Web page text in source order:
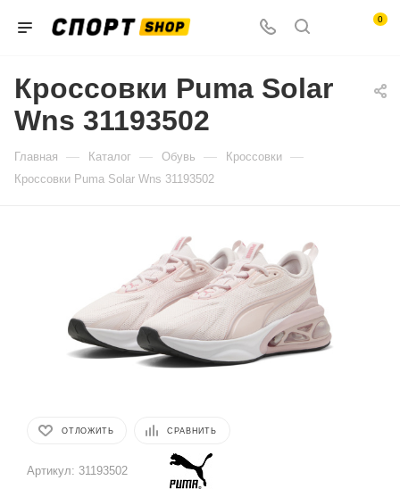
0
Кроссовки Puma Solar
Wns 31193502
Главная — Каталог — Обувь — Кроссовки —
Кроссовки Puma Solar Wns 31193502
ОТЛОЖИТЬ СРАВНИТЬ
Артикул: 31193502